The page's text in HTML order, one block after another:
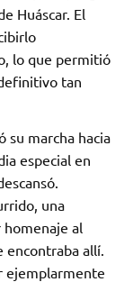
Huáscar. El
lo que permitió
tan
su marcha hacia
especial en
una
al
encontraba allí.
ejemplarmente